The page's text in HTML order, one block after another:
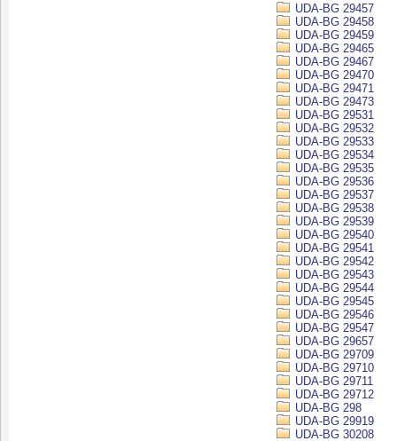
UDA-BG 29457
UDA-BG 29458
UDA-BG 29459
UDA-BG 29465
UDA-BG 29467
UDA-BG 29470
UDA-BG 29471
UDA-BG 29473
UDA-BG 29531
UDA-BG 29532
UDA-BG 29533
UDA-BG 29534
UDA-BG 29535
UDA-BG 29536
UDA-BG 29537
UDA-BG 29538
UDA-BG 29539
UDA-BG 29540
UDA-BG 29541
UDA-BG 29542
UDA-BG 29543
UDA-BG 29544
UDA-BG 29545
UDA-BG 29546
UDA-BG 29547
UDA-BG 29657
UDA-BG 29709
UDA-BG 29710
UDA-BG 29711
UDA-BG 29712
UDA-BG 298
UDA-BG 29919
UDA-BG 30208